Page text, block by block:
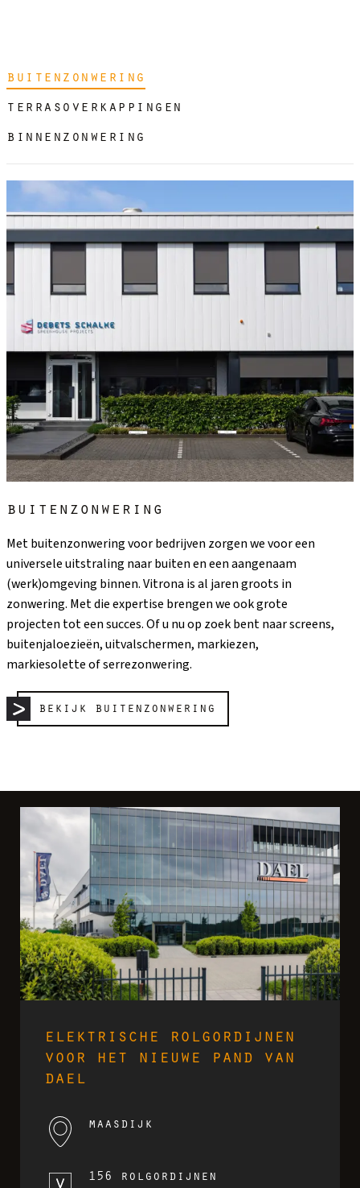
buitenzonwering
terrasoverkappingen
binnenzonwering
buitenzonwering
Met buitenzonwering voor bedrijven zorgen we voor een
universele uitstraling naar buiten en een aangenaam
(werk)omgeving binnen. Vitrona is al jaren groots in
zonwering. Met die expertise brengen we ook grote
projecten tot een succes. Of u nu op zoek bent naar screens,
buitenjaloezieën, uitvalschermen, markiezen,
markiesolette of serrezonwering.
bekijk buitenzonwering
elektrische rolgordijnen
voor het nieuwe pand van
dael
maasdijk
156 rolgordijnen